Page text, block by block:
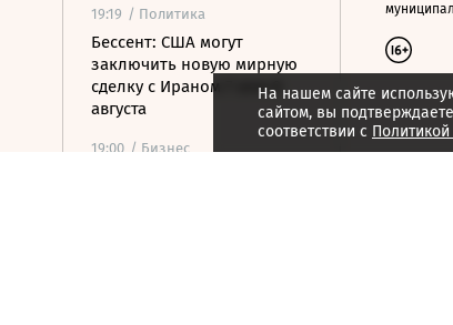
19:19 / Политика
Бессент: США могут
заключить новую мирную
сделку с Ираном 7 или 8
августа
19:00 / Бизнес
На нашем сайте
сайтом, вы
соответствии с